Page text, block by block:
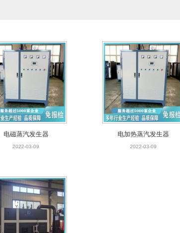
电磁蒸汽发生器
2022-03-09
电加热蒸汽发生器
2022-03-09